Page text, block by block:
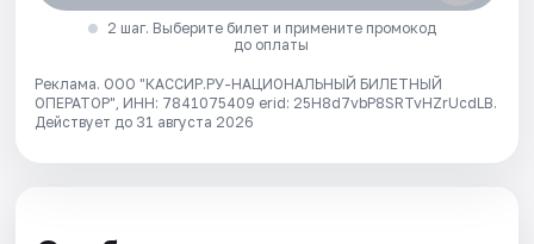
2 шаг. Выберите билет и примените промокод
до оплаты
Реклама. ООО "КАССИР.РУ-НАЦИОНАЛЬНЫЙ БИЛЕТНЫЙ
ОПЕРАТОР", ИНН: 7841075409 erid: 25H8d7vbP8SRTvHZrUcdLB.
Действует до 31 августа 2026